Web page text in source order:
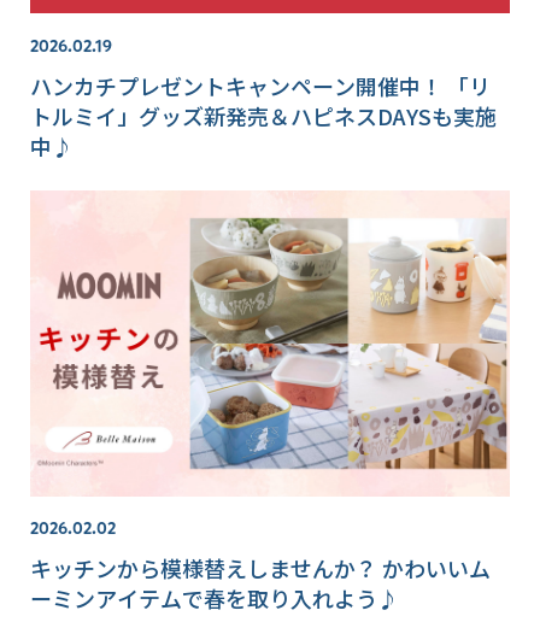
2026.02.19
ハンカチプレゼントキャンペーン開催中！ 「リ
トルミイ」グッズ新発売＆ハピネスDAYSも実施
中♪
2026.02.02
キッチンから模様替えしませんか？ かわいいム
ーミンアイテムで春を取り入れよう♪